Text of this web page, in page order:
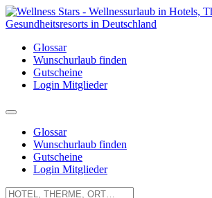
Glossar
Wunschurlaub finden
Gutscheine
Login Mitglieder
Glossar
Wunschurlaub finden
Gutscheine
Login Mitglieder